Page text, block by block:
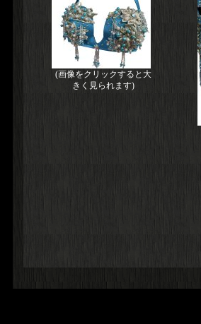
(画像をクリックすると大
きく見られます)